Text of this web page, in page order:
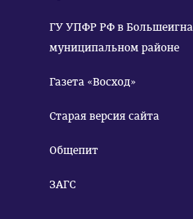
ГУ УПФР РФ в
муниципальном районе
Газета «Восход»
Старая версия сайта
Общепит
ЗАГС